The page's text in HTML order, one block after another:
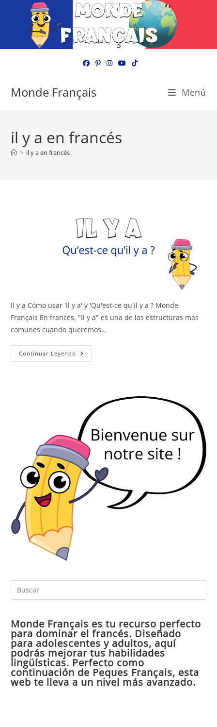
Monde Français Menú
il y a en francés
> il y a en francés
Il y a Cómo usar 'Il y a' y 'Qu'est-ce qu'il y a ? Monde
Français En francés, "Il y a" es una de las estructuras más
comunes cuando queremos…
Continuar Leyendo Il
Y
Monde Français es tu recurso perfecto
para dominar el francés. Diseñado
para adolescentes y adultos, aquí
podrás mejorar tus habilidades
lingüísticas. Perfecto como
continuación de Peques Français, esta
web te lleva a un nivel más avanzado.